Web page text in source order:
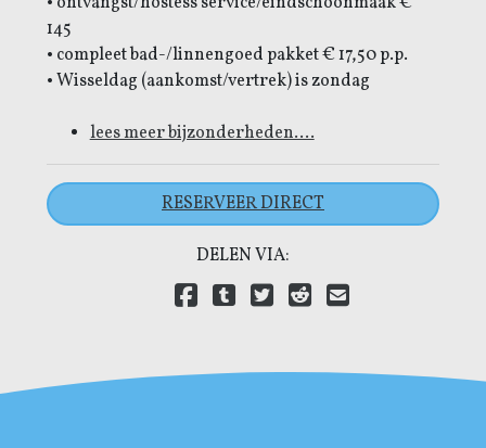
145
• compleet bad-/linnengoed pakket € 17,50 p.p.
• Wisseldag (aankomst/vertrek) is zondag
lees meer bijzonderheden....
RESERVEER DIRECT
DELEN VIA:
Delen via LinkedIn
(open new window)
Delen via Facebook
(open new window)
Delen via Tumblr
(open new window)
Delen via Twitter
(open new window)
Delen via Reddit
(open new window)